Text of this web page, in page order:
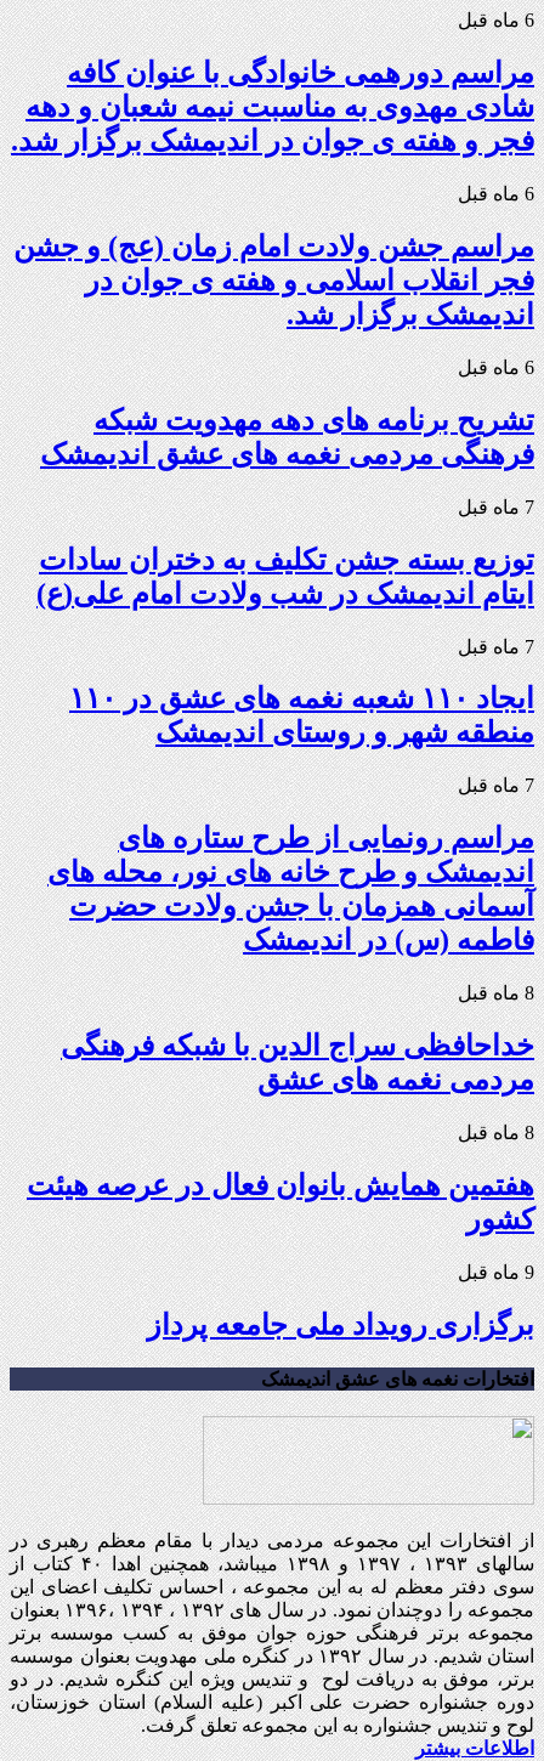
6 ماه قبل
مراسم دورهمی خانوادگی با عنوان کافه
شادی مهدوی به مناسبت نیمه شعبان و دهه
فجر و هفته ی جوان در اندیمشک برگزار شد.
6 ماه قبل
مراسم جشن ولادت امام زمان (عج) و جشن
فجر انقلاب اسلامی و هفته ی جوان در
اندیمشک برگزار شد.
6 ماه قبل
تشریح برنامه های دهه مهدویت شبکه
فرهنگی مردمی نغمه های عشق اندیمشک
7 ماه قبل
توزیع بسته جشن تکلیف به دختران سادات
ایتام اندیمشک در شب ولادت امام علی(ع)
7 ماه قبل
ایجاد ۱۱۰ شعبه نغمه های عشق در ۱۱۰
منطقه شهر و روستای اندیمشک
7 ماه قبل
مراسم رونمایی از طرح ستاره های
اندیمشک و طرح خانه های نور، محله های
آسمانی همزمان با جشن ولادت حضرت
فاطمه (س) در اندیمشک
8 ماه قبل
خداحافظی سراج الدین با شبکه فرهنگی
مردمی نغمه های عشق
8 ماه قبل
هفتمین همایش بانوان فعال در عرصه‌ هیئت
کشور
9 ماه قبل
برگزاری رویداد ملی جامعه پرداز
افتخارات نغمه های عشق اندیمشک
از افتخارات این مجموعه مردمی دیدار با مقام معظم رهبری در
سالهای ۱۳۹۳ ، ۱۳۹۷ و ۱۳۹۸ میباشد، همچنین اهدا ۴۰ کتاب از
سوی دفتر معظم له به این مجموعه ، احساس تکلیف اعضای این
مجموعه را دوچندان نمود. در سال های ۱۳۹۲ ، ۱۳۹۴ ،۱۳۹۶ بعنوان
مجموعه برتر فرهنگی حوزه جوان موفق به کسب موسسه برتر
استان شدیم. در سال ۱۳۹۲ در کنگره ملی مهدویت بعنوان موسسه
برتر، موفق به دریافت لوح و تندیس ویژه این کنگره شدیم. در دو
دوره جشنواره حضرت علی اکبر (علیه السلام) استان خوزستان،
لوح و تندیس جشنواره به این مجموعه تعلق گرفت.
اطلاعات بیشتر